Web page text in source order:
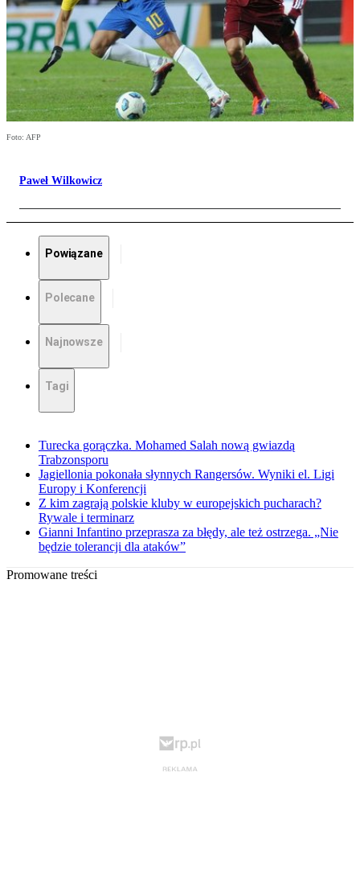
Foto: AFP
Paweł Wilkowicz
Powiązane
Polecane
Najnowsze
Tagi
Turecka gorączka. Mohamed Salah nową gwiazdą
Trabzonsporu
Jagiellonia pokonała słynnych Rangersów. Wyniki el. Ligi
Europy i Konferencji
Z kim zagrają polskie kluby w europejskich pucharach?
Rywale i terminarz
Gianni Infantino przeprasza za błędy, ale też ostrzega. „Nie
będzie tolerancji dla ataków”
Promowane treści